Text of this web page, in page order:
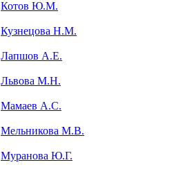
Котов Ю.М.
Кузнецова Н.М.
Лапшов А.Е.
Львова М.Н.
Мамаев А.С.
Мельникова М.В.
Муранова Ю.Г.